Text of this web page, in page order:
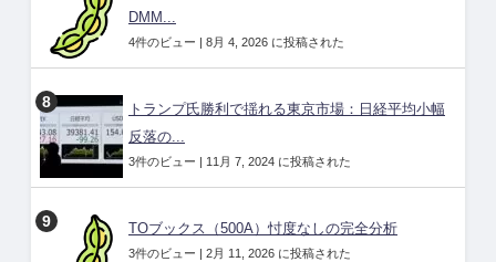
DMM...
4件のビュー | 8月 4, 2026 に投稿された
トランプ氏勝利で揺れる東京市場：日経平均小幅
反落の...
3件のビュー | 11月 7, 2024 に投稿された
TOブックス（500A）忖度なしの完全分析
3件のビュー | 2月 11, 2026 に投稿された